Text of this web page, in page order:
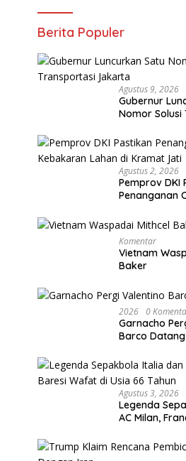
Berita Populer
Agustus 9, 2026
Gubernur
Nomor
Agustus 2, 2026
Pemprov DKI
Penanganan
Komentar
Vietnam
Baker
2026
0
Garnacho
Barco Datang
Agustus 3, 2026
Legenda
AC Milan,